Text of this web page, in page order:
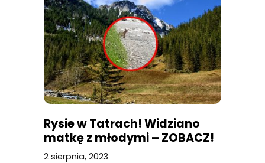
Rysie w Tatrach! Widziano
matkę z młodymi – ZOBACZ!
2 sierpnia, 2023